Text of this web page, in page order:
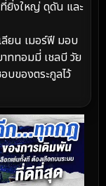
ยิ่งใหญ่ ดุดัน และ
ลียน เมอร์ฟี มอบ
ททอมมี่ เชลบี วัย
ของตระกูลไว้